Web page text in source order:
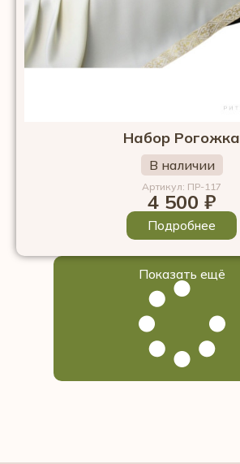
Набор Рогожка
В наличии
Артикул: ПР-117
4 500 ₽
Подробнее
Показать ещё